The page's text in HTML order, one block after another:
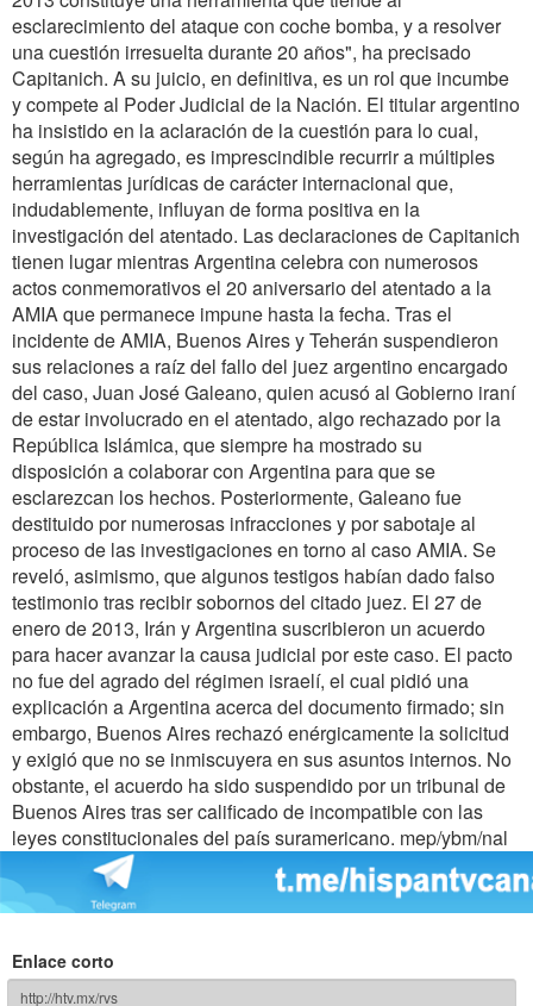
esclarecimiento del ataque con coche bomba, y a resolver
una cuestión irresuelta durante 20 años", ha precisado
Capitanich. A su juicio, en definitiva, es un rol que incumbe
y compete al Poder Judicial de la Nación. El titular argentino
ha insistido en la aclaración de la cuestión para lo cual,
según ha agregado, es imprescindible recurrir a múltiples
herramientas jurídicas de carácter internacional que,
indudablemente, influyan de forma positiva en la
investigación del atentado. Las declaraciones de Capitanich
tienen lugar mientras Argentina celebra con numerosos
actos conmemorativos el 20 aniversario del atentado a la
AMIA que permanece impune hasta la fecha. Tras el
incidente de AMIA, Buenos Aires y Teherán suspendieron
sus relaciones a raíz del fallo del juez argentino encargado
del caso, Juan José Galeano, quien acusó al Gobierno iraní
de estar involucrado en el atentado, algo rechazado por la
República Islámica, que siempre ha mostrado su
disposición a colaborar con Argentina para que se
esclarezcan los hechos. Posteriormente, Galeano fue
destituido por numerosas infracciones y por sabotaje al
proceso de las investigaciones en torno al caso AMIA. Se
reveló, asimismo, que algunos testigos habían dado falso
testimonio tras recibir sobornos del citado juez. El 27 de
enero de 2013, Irán y Argentina suscribieron un acuerdo
para hacer avanzar la causa judicial por este caso. El pacto
no fue del agrado del régimen israelí, el cual pidió una
explicación a Argentina acerca del documento firmado; sin
embargo, Buenos Aires rechazó enérgicamente la solicitud
y exigió que no se inmiscuyera en sus asuntos internos. No
obstante, el acuerdo ha sido suspendido por un tribunal de
Buenos Aires tras ser calificado de incompatible con las
leyes constitucionales del país suramericano. mep/ybm/nal
Enlace corto